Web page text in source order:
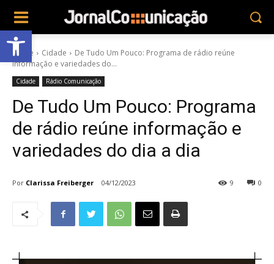
Abrir a barra de ferramentas
Home Cidade
De Tudo Um Pouco: Programa de rádio reúne
informação e variedades do...
Cidade Rádio Comunicação
De Tudo Um Pouco: Programa
de rádio reúne informação e
variedades do dia a dia
Por Clarissa Freiberger 04/12/2023 0
9